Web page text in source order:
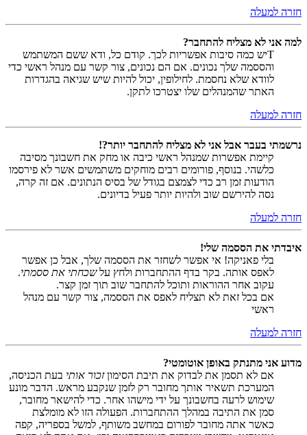
חזרה למעלה
למה אני לא מצליח להתחבר?
Tיש כמה סיבות אפשריות לכך. קודם כל, ודא ששם המשתמש
והססמה שלך נכונים. אם הם נכונים, צור קשר עם מנהל ראשי כדי
לוודא שלא נחסמת. לחילופין, יכול להיות שיש שגיאה בהגדרות
האתר שהמנהלים שלו יצטרכו לתקן.
חזרה למעלה
נרשמתי בעבר אבל אני לא מצליח להתחבר יותר?!
קיימת אפשרות שמנהל ראשי כיבה או מחק את חשבונך מסיבה
כלשהי. בנוסף, פורומים רבים מוחקים משתמשים אשר לא פירסמו
הודעות זמן רב כדי לצמצם בגודל של בסיס הנתונים. אם זה קרה,
נסה להירשם שוב ולהיות יותר פעיל בדיונים.
חזרה למעלה
איבדתי את הססמה שלי!
בלי פאניקה! אי אפשר לשחזר את הססמה שלך, אבל כן אפשר
לאפס אותה. בקר בדף ההתחברות ולחץ עלשכחתי את ססמתי.
עקוב אחר ההוראות ותוכל להתחבר שוב תוך זמן קצר.
אם בכל זאת לא תצליח לאפס את הססמה, צור קשר עם מנהל
ראשי
חזרה למעלה
מדוע אני מתנתק באופן אוטומטי?
אם לא תסמן את לבדוק את תיבת הסימוןזכור אותי בעת הכניסה,
המערכת תשאיר אותך מחובר רק לזמן שנקבע מראש. הדבר מונע
שימוש לרעה בחשבונך על ידי מישהו אחר. כדי להישאר מחובר,
סמן את התיבה במהלך ההתחברות. הפעולה הזו לא מומלצת
כאשר אתה מחובר לפורום במחשב משותף, למשל בספריה, קפה